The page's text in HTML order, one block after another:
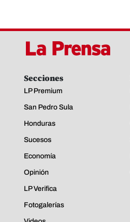
Secciones
LP Premium
San Pedro Sula
Honduras
Sucesos
Economía
Opinión
LP Verifica
Fotogalerías